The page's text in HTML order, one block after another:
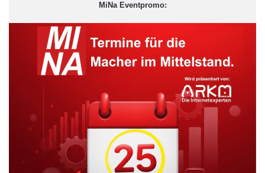
Office oder wenn der Nachwuchs zum Studieren auszieht.
In Keller und Dachgeschoss können wertvolle
Quadratmeter gewonnen werden. Oder aber das
Einfamilienhaus wird in zwei vollwertige, autarke
Wohnungen umgebaut. Ebenso können Wintergarten,
Dachgauben oder nachträgliche Erker den Wert der
Immobilie erhöhen.
Barrierefreiheit: Wer in seinen eigenen vier Wänden alt
werden und möglichst lange unabhängig leben möchte,
sollte sich rechtzeitig um den altersgerechten Umbau
kümmern. Wände und Durchgänge versetzen, Schwellen
MiNa Eventpromo: